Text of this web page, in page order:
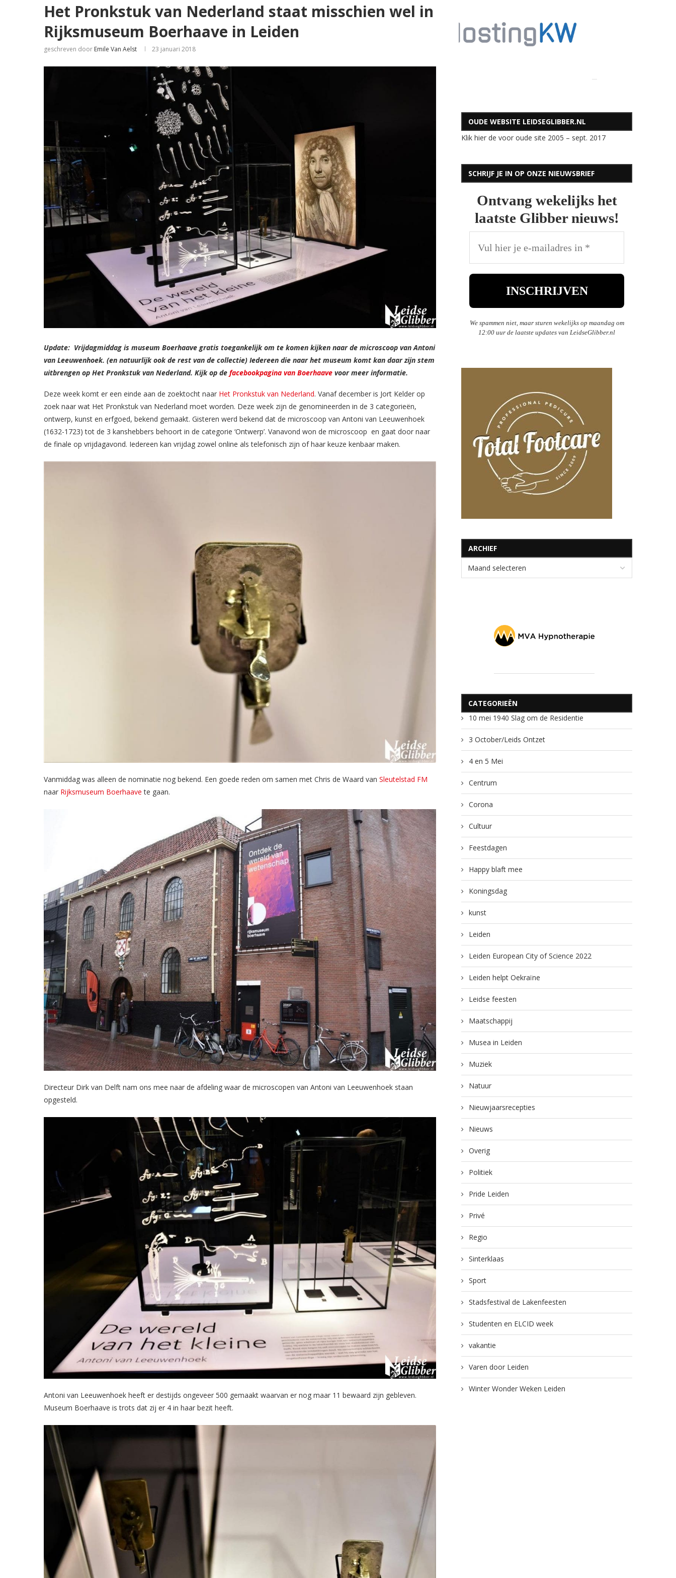
Het Pronkstuk van Nederland staat misschien wel in
Rijksmuseum Boerhaave in Leiden
geschreven door Emile Van Aelst 23 januari 2018
Update: Vrijdagmiddag is museum Boerhaave gratis toegankelijk om te komen kijken naar de microscoop van Antoni
van Leeuwenhoek. (en natuurlijk ook de rest van de collectie) Iedereen die naar het museum komt kan daar zijn stem
uitbrengen op Het Pronkstuk van Nederland. Kijk op de facebookpagina van Boerhaave voor meer informatie.
Deze week komt er een einde aan de zoektocht naar Het Pronkstuk van Nederland. Vanaf december is Jort Kelder op
zoek naar wat Het Pronkstuk van Nederland moet worden. Deze week zijn de genomineerden in de 3 categorieën,
ontwerp, kunst en erfgoed, bekend gemaakt. Gisteren werd bekend dat de microscoop van Antoni van Leeuwenhoek
(1632-1723) tot de 3 kanshebbers behoort in de categorie ‘Ontwerp’. Vanavond won de microscoop en gaat door naar
de finale op vrijdagavond. Iedereen kan vrijdag zowel online als telefonisch zijn of haar keuze kenbaar maken.
Vanmiddag was alleen de nominatie nog bekend. Een goede reden om samen met Chris de Waard van Sleutelstad FM
naar Rijksmuseum Boerhaave te gaan.
Directeur Dirk van Delft nam ons mee naar de afdeling waar de microscopen van Antoni van Leeuwenhoek staan
opgesteld.
Antoni van Leeuwenhoek heeft er destijds ongeveer 500 gemaakt waarvan er nog maar 11 bewaard zijn gebleven.
Museum Boerhaave is trots dat zij er 4 in haar bezit heeft.
OUDE WEBSITE LEIDSEGLIBBER.NL
Klik hier de voor oude site 2005 – sept. 2017
SCHRIJF JE IN OP ONZE NIEUWSBRIEF
Ontvang wekelijks het
laatste Glibber nieuws!
We spammen niet, maar sturen wekelijks op maandag om
12:00 uur de laatste updates van LeidseGlibber.nl
ARCHIEF
CATEGORIEËN
10 mei 1940 Slag om de Residentie
3 October/Leids Ontzet
4 en 5 Mei
Centrum
Corona
Cultuur
Feestdagen
Happy blaft mee
Koningsdag
kunst
Leiden
Leiden European City of Science 2022
Leiden helpt Oekraïne
Leidse feesten
Maatschappij
Musea in Leiden
Muziek
Natuur
Nieuwjaarsrecepties
Nieuws
Overig
Politiek
Pride Leiden
Privé
Regio
Sinterklaas
Sport
Stadsfestival de Lakenfeesten
Studenten en ELCID week
vakantie
Varen door Leiden
Winter Wonder Weken Leiden